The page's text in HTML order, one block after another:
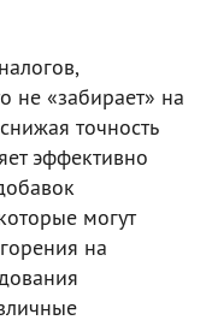
не «забирает» на
точность
эффективно
могут
на